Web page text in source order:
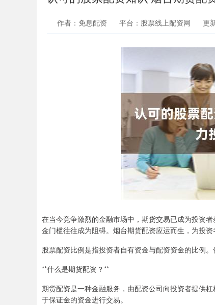
作者：免息配资 平台：股票线上配资网 更
在当今竞争激烈的金融市场中，期货交易已成为投资
金门槛往往成为阻碍。烟台期货配资应运而生，为投
股票配资比例是指投资者自有资金与配资资金的比例
**什么是期货配资？**
期货配资是一种金融服务，由配资公司向投资者提供
于保证金的资金进行交易。